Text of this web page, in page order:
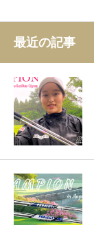
最近の記事